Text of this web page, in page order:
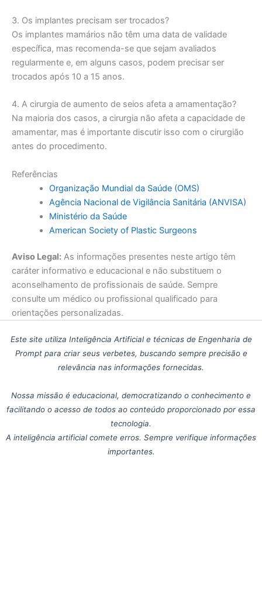
3. Os implantes precisam ser trocados?
Os implantes mamários não têm uma data de validade
específica, mas recomenda-se que sejam avaliados
regularmente e, em alguns casos, podem precisar ser
trocados após 10 a 15 anos.
4. A cirurgia de aumento de seios afeta a amamentação?
Na maioria dos casos, a cirurgia não afeta a capacidade de
amamentar, mas é importante discutir isso com o cirurgião
antes do procedimento.
Referências
Organização Mundial da Saúde (OMS)
Agência Nacional de Vigilância Sanitária (ANVISA)
Ministério da Saúde
American Society of Plastic Surgeons
Aviso Legal: As informações presentes neste artigo têm
caráter informativo e educacional e não substituem o
aconselhamento de profissionais de saúde. Sempre
consulte um médico ou profissional qualificado para
orientações personalizadas.
Este site utiliza Inteligência Artificial e técnicas de Engenharia de
Prompt para criar seus verbetes, buscando sempre precisão e
relevância nas informações fornecidas.
Nossa missão é educacional, democratizando o conhecimento e
facilitando o acesso de todos ao conteúdo proporcionado por essa
tecnologia.
A inteligência artificial comete erros. Sempre verifique informações
importantes.